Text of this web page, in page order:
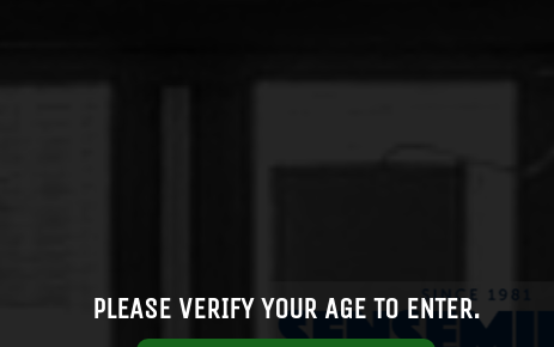
PLEASE VERIFY YOUR AGE TO ENTER.